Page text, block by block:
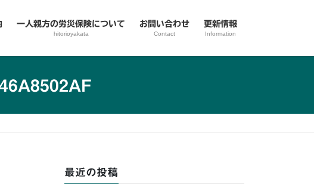
一人親方の労災保険について
hitorioyakata
お問い合わせ
Contact
更新情報
Information
最近の投稿